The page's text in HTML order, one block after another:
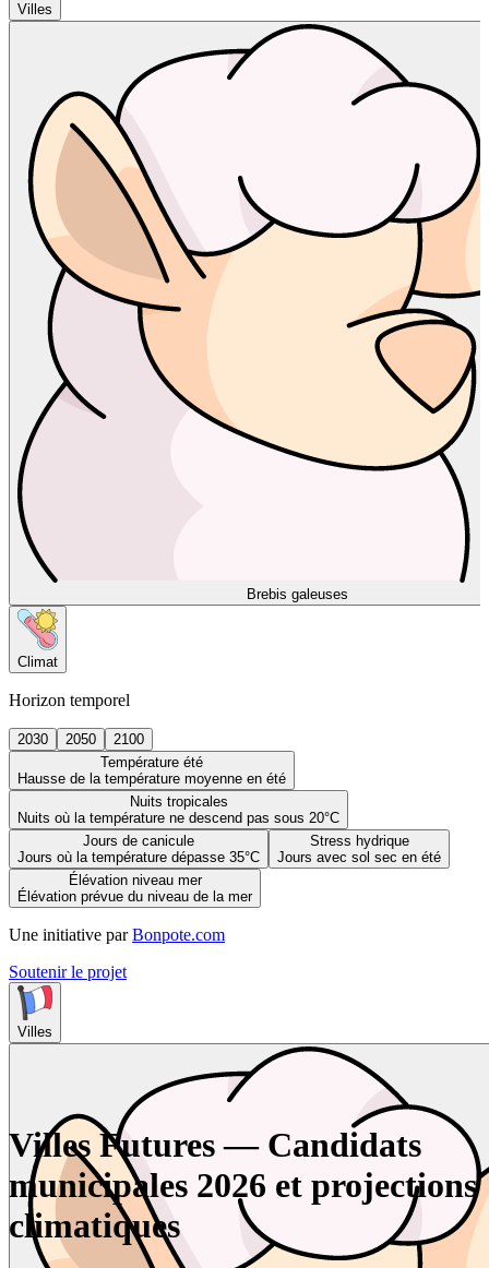
Villes
Brebis galeuses
Climat
Horizon temporel
2030 2050
2100
Température été
Hausse de la température moyenne en été
Nuits tropicales
Nuits où la température ne descend pas sous 20°C
Jours de canicule
Jours où la température dépasse 35°C
Stress hydrique
Jours avec sol sec en été
Élévation niveau mer
Élévation prévue du niveau de la mer
Une initiative par Bonpote.com
Soutenir le projet
Villes
Villes Futures — Candidats
municipales 2026 et projections
climatiques